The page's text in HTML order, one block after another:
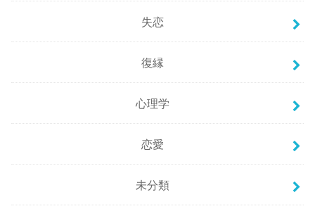
失恋
復縁
心理学
恋愛
未分類